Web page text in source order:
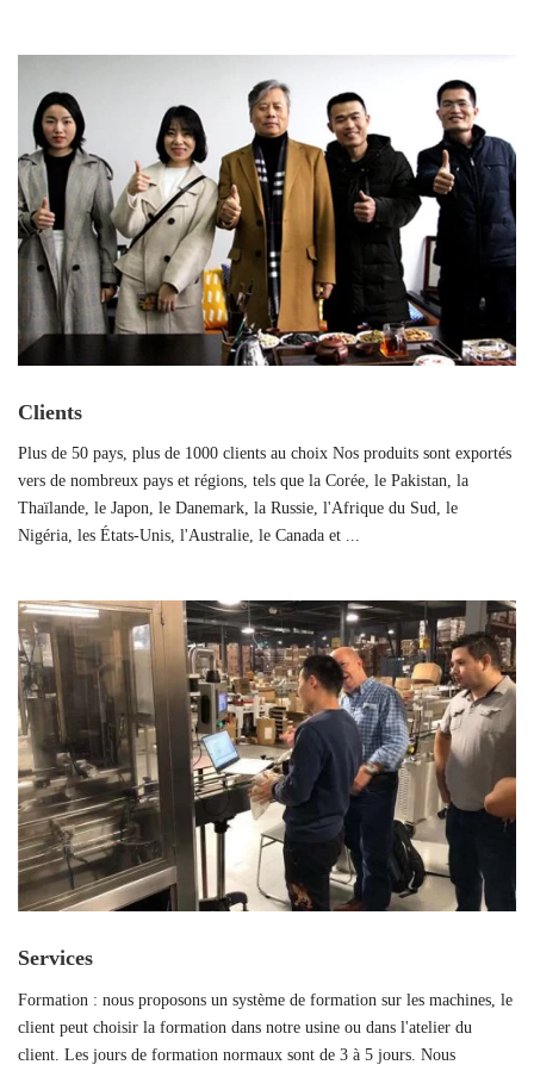
Clients
Plus de 50 pays, plus de 1000 clients au choix Nos produits sont exportés
vers de nombreux pays et régions, tels que la Corée, le Pakistan, la
Thaïlande, le Japon, le Danemark, la Russie, l'Afrique du Sud, le
Nigéria, les États-Unis, l'Australie, le Canada et ...
Services
Formation : nous proposons un système de formation sur les machines, le
client peut choisir la formation dans notre usine ou dans l'atelier du
client. Les jours de formation normaux sont de 3 à 5 jours. Nous